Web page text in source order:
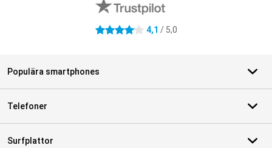
4.1 stjärnor 4,1 / 5,0
Populära smartphones
Telefoner
Surfplattor